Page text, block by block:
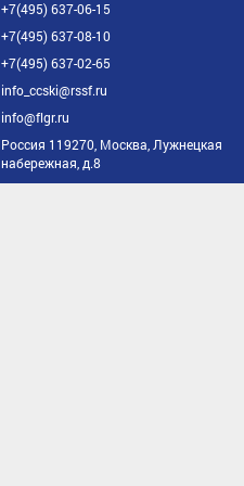
+7(495) 637-06-15
+7(495) 637-08-10
+7(495) 637-02-65
info_ccski@rssf.ru
info@flgr.ru
Россия 119270, Москва, Лужнецкая
набережная, д.8